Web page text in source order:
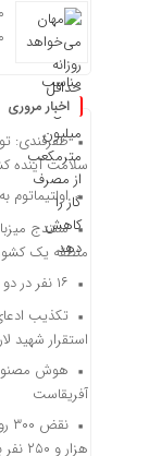
اخبار مروری
ظفرقندی:
سلامت آینده
اولتیماتوم
سنندج
منطقه یک
۱۶ نفر در دو تصادف جاده‌ای محورهای ساوه مصدوم شدند
تکذیب
استقرار شهید
آفریقاست
هزار و ۲۵۰ نفر به شهادت رسیدند